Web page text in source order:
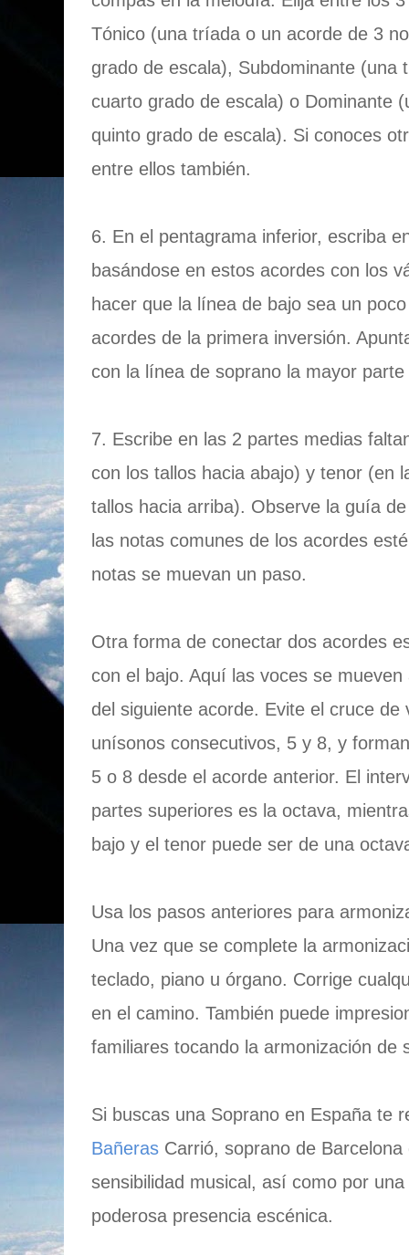
Tónico (una tríada o un acorde de 3
grado de escala), Subdominante (una
cuarto grado de escala) o Dominante
quinto grado de escala). Si conoces
entre ellos también.
6. En el pentagrama inferior, escriba
basándose en estos acordes con los
hacer que la línea de bajo sea un
acordes de la primera inversión.
con la línea de soprano la mayor
7. Escribe en las 2 partes medias
con los tallos hacia abajo) y tenor (en
tallos hacia arriba). Observe la guía
las notas comunes de los acordes
notas se muevan un paso.
Otra forma de conectar dos acordes
con el bajo. Aquí las voces se
del siguiente acorde. Evite el cruce
unísonos consecutivos, 5 y 8, y
5 o 8 desde el acorde anterior. El
partes superiores es la octava,
bajo y el tenor puede ser de una
Usa los pasos anteriores para
Una vez que se complete la
teclado, piano u órgano. Corrige
en el camino. También puede
familiares tocando la armonización de
Si buscas una Soprano en España te
Bañeras Carrió, soprano de
sensibilidad musical, así como por
poderosa presencia escénica.